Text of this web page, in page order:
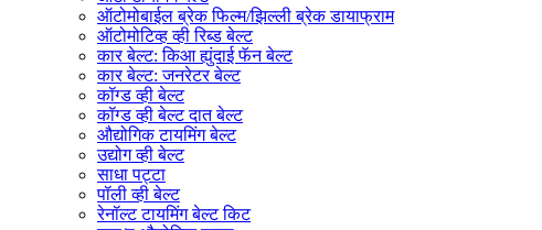
ऑटोमोबाईल ब्रेक फिल्म/झिल्ली ब्रेक डायाफ्राम
ऑटोमोटिव्ह व्ही रिब्ड बेल्ट
कार बेल्ट: किआ ह्युंदाई फॅन बेल्ट
कार बेल्ट: जनरेटर बेल्ट
कॉग्ड व्ही बेल्ट
कॉग्ड व्ही बेल्ट दात बेल्ट
औद्योगिक टायमिंग बेल्ट
उद्योग व्ही बेल्ट
साधा पट्टा
पॉली व्ही बेल्ट
रेनॉल्ट टायमिंग बेल्ट किट